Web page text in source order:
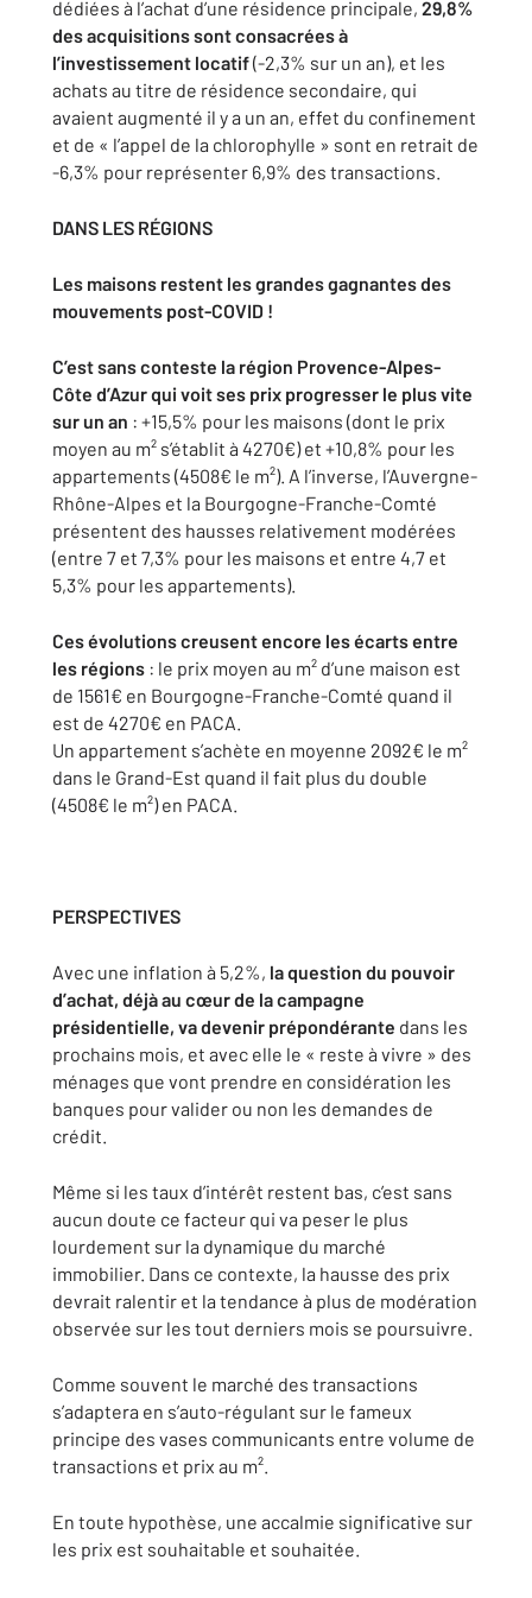
dédiées à l’achat d’une résidence principale, 29,8%
des acquisitions sont consacrées à
l’investissement locatif(-2,3% sur un an), et les
achats au titre de résidence secondaire, qui
avaient augmenté il y a un an, effet du confinement
et de « l’appel de la chlorophylle » sont en retrait de
-6,3% pour représenter 6,9% des transactions.
DANS LES RÉGIONS
Les maisons restent les grandes gagnantes des
mouvements post-COVID !
C’est sans conteste la région Provence-Alpes-
Côte d’Azur qui voit ses prix progresser le plus vite
sur un an : +15,5% pour les maisons (dont le prix
moyen au m² s’établit à 4270€) et +10,8% pour les
appartements (4508€ le m²). A l’inverse, l’Auvergne-
Rhône-Alpes et la Bourgogne-Franche-Comté
présentent des hausses relativement modérées
(entre 7 et 7,3% pour les maisons et entre 4,7 et
5,3% pour les appartements).
Ces évolutions creusent encore les écarts entre
les régions : le prix moyen au m² d’une maison est
de 1561€ en Bourgogne-Franche-Comté quand il
est de 4270€ en PACA.
Un appartement s’achète en moyenne 2092€ le m²
dans le Grand-Est quand il fait plus du double
(4508€ le m²) en PACA.
PERSPECTIVES
Avec une inflation à 5,2%, la question du pouvoir
d’achat, déjà au cœur de la campagne
présidentielle, va devenir prépondérante dans les
prochains mois, et avec elle le « reste à vivre » des
ménages que vont prendre en considération les
banques pour valider ou non les demandes de
crédit.
Même si les taux d’intérêt restent bas, c’est sans
aucun doute ce facteur qui va peser le plus
lourdement sur la dynamique du marché
immobilier. Dans ce contexte, la hausse des prix
devrait ralentir et la tendance à plus de modération
observée sur les tout derniers mois se poursuivre.
Comme souvent le marché des transactions
s’adaptera en s’auto-régulant sur le fameux
principe des vases communicants entre volume de
transactions et prix au m².
En toute hypothèse, une accalmie significative sur
les prix est souhaitable et souhaitée.